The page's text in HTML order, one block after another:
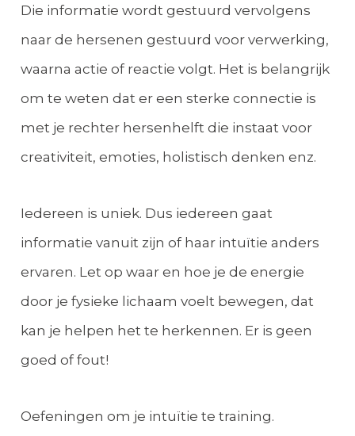
Die informatie wordt gestuurd vervolgens
naar de hersenen gestuurd voor verwerking,
waarna actie of reactie volgt. Het is belangrijk
om te weten dat er een sterke connectie is
met je rechter hersenhelft die instaat voor
creativiteit, emoties, holistisch denken enz.
Iedereen is uniek. Dus iedereen gaat
informatie vanuit zijn of haar intuïtie anders
ervaren. Let op waar en hoe je de energie
door je fysieke lichaam voelt bewegen, dat
kan je helpen het te herkennen. Er is geen
goed of fout!
Oefeningen om je intuïtie te training.